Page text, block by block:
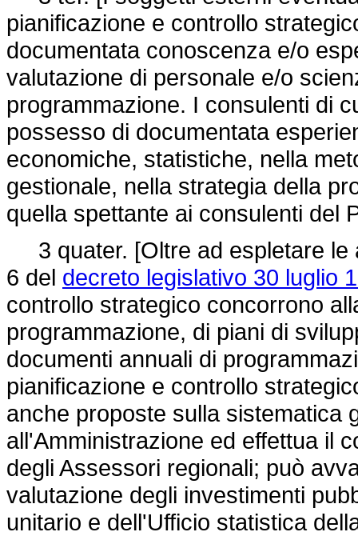
pianificazione e controllo
documentata conoscenza e/o
valutazione di personale e/o
programmazione. I consulenti di
possesso di documentata
economiche, statistiche, nella
gestionale, nella strategia della
quella spettante ai consulenti del
3 quater. [Oltre ad espletare le
6 del decreto legislativo 30 luglio
controllo strategico concorrono
programmazione, di piani di
documenti annuali di
pianificazione e controllo
anche proposte sulla sistematica
all'Amministrazione ed effettua il
degli Assessori regionali; può
valutazione degli investimenti
unitario e dell'Ufficio statistica